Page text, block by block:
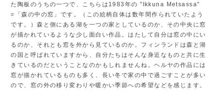
た陶板のうちの一つで、こちらは1983年の "Ikkuna Metsassa"
=「森の中の窓」です。（この絵柄自体は数年間作られていたよう
です。）森と側にある湖を一つの家としているのか、その中央に窓
が描かれているような少し面白い作品。はたして自分は窓の中にい
るのか、それとも窓を外から見ているのか。フィンランドは森と湖
の国と呼ばれていますから、自分たちはそんな身近なものと共に生
きているのだということなのかもしれませんね。ヘルヤの作品には
窓が描かれているものも多く、長い冬で家の中で過ごすことが多い
ので、窓の外の移り変わりや暖かい季節への希望などを感じます。